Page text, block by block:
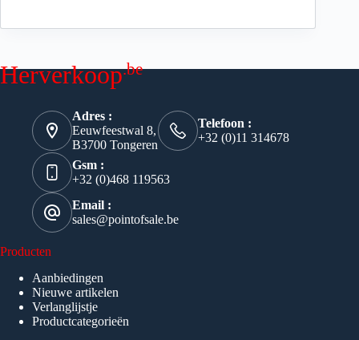
Herverkoop.be
Adres :
Eeuwfeestwal 8,
B3700 Tongeren
Telefoon :
+32 (0)11 314678
Gsm :
+32 (0)468 119563
Email :
sales@pointofsale.be
Producten
Aanbiedingen
Nieuwe artikelen
Verlanglijstje
Productcategorieën